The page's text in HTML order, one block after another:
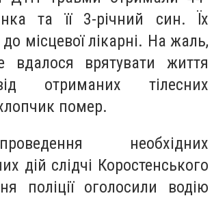
та її 3-річний син. Їх
місцевої лікарні. На жаль,
вдалося врятувати життя
отриманих тілесних
помер.
необхідних
дій слідчі Коростенського
поліції оголосили водію